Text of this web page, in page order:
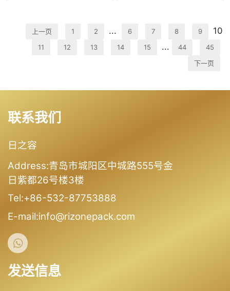
上一页 1 2 ... 6 7 8 9 10
11 12 13 14 15 ... 44
45
下一页
联系我们
日之容
Address:青岛市城阳区中城路555号金
日紫都26号楼3楼
Tel:+86-532-87753888
E-mail:info@rizonepack.com
发送信息